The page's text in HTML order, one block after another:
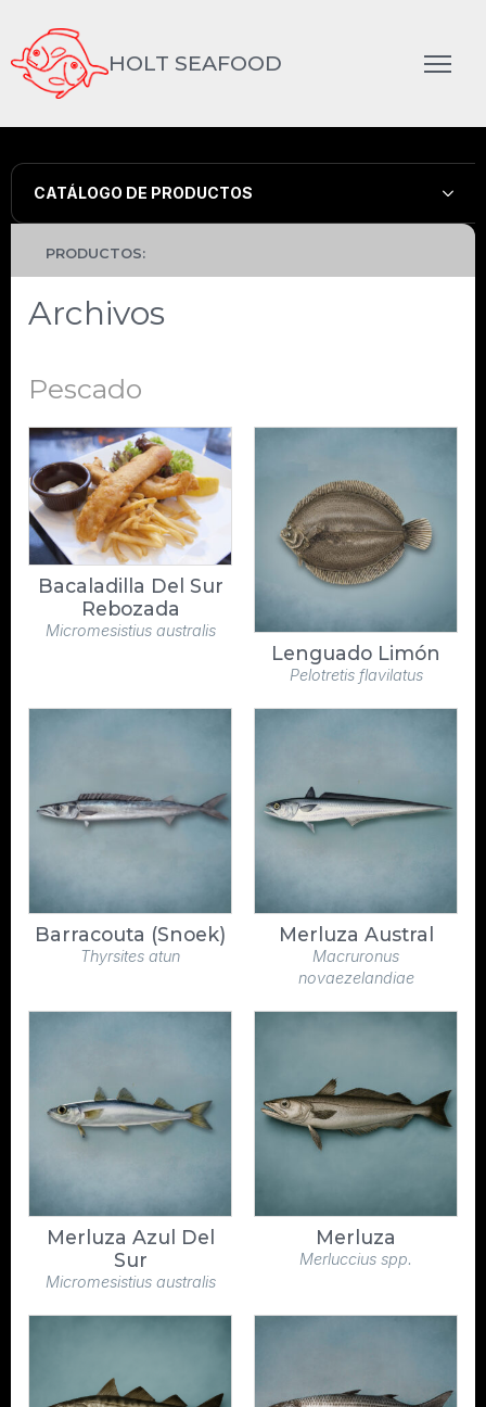
HOLT SEAFOOD
CATÁLOGO DE PRODUCTOS
PRODUCTOS:
Archivos
Pescado
Bacaladilla Del Sur
Rebozada
Micromesistius australis
Lenguado Limón
Pelotretis flavilatus
Barracouta (Snoek)
Thyrsites atun
Merluza Austral
Macruronus
novaezelandiae
Merluza Azul Del
Sur
Micromesistius australis
Merluza
Merluccius spp.